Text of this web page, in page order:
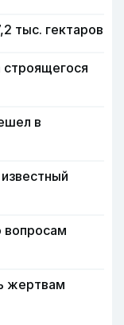
тыс. гектаров
в
вопросам
жертвам